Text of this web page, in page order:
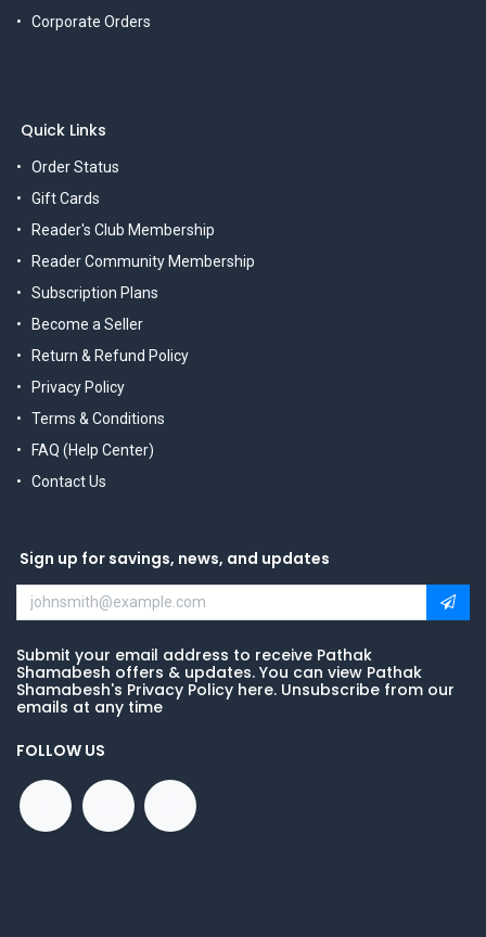
Corporate Orders
Quick Links
Order Status
Gift Cards
Reader's Club Membership
Reader Community Membership
Subscription Plans
Become a Seller
Return & Refund Policy
Privacy Policy
Terms & Conditions
FAQ (Help Center)
Contact Us
Sign up for savings, news, and updates
Submit your email address to receive Pathak
Shamabesh offers & updates. You can view Pathak
Shamabesh's Privacy Policy here. Unsubscribe from our
emails at any time
FOLLOW US